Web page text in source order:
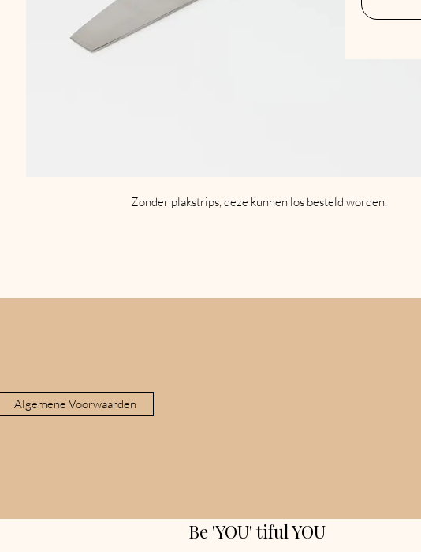
Zonder plakstrips, deze kunnen los besteld worden.
Algemene Voorwaarden
Be 'YOU' tiful YOU